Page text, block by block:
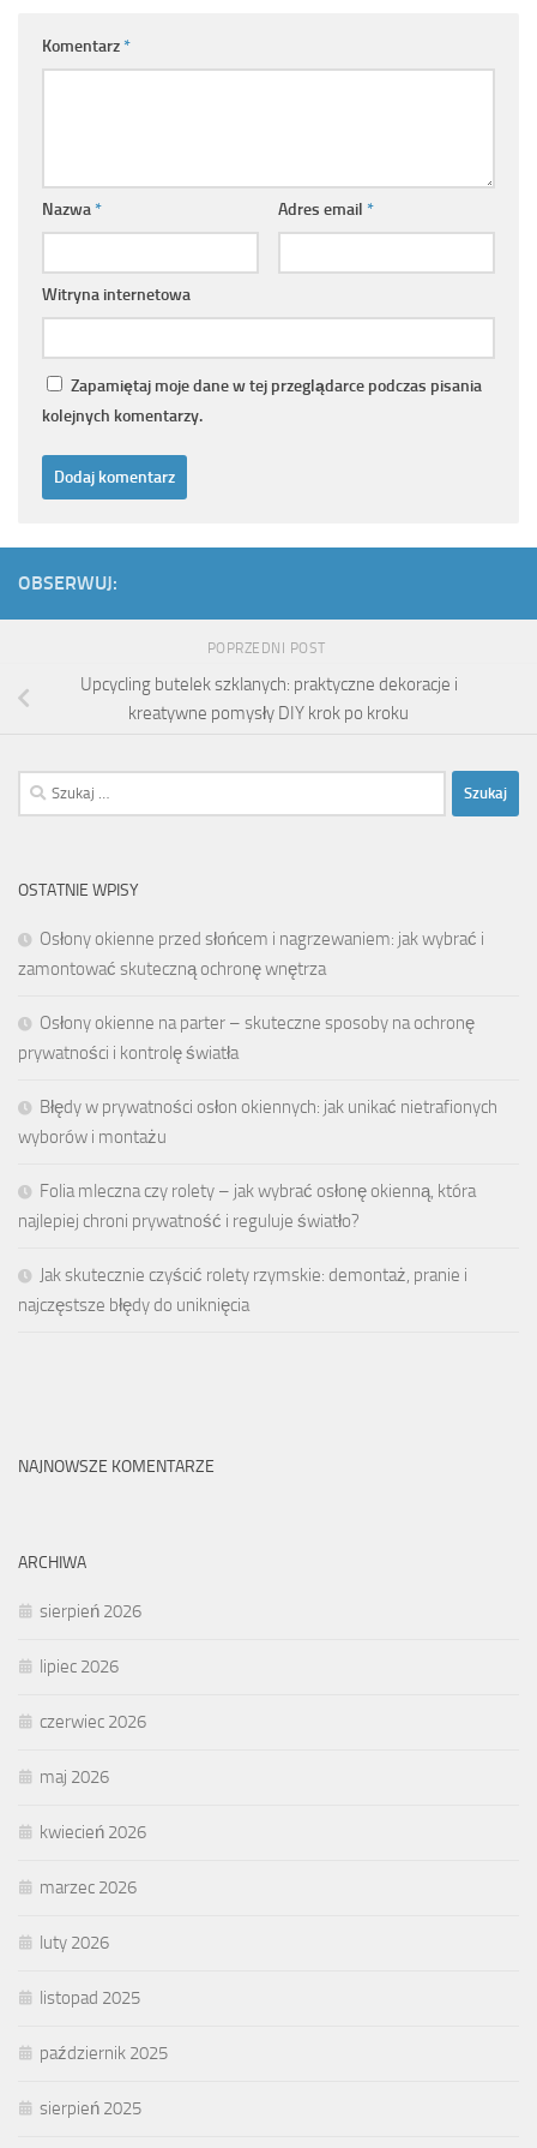
Komentarz*
Nazwa* Adres email *
Witryna internetowa
Zapamiętaj moje dane w tej przeglądarce podczas pisania
kolejnych komentarzy.
OBSERWUJ:
POPRZEDNI POST
Upcycling butelek szklanych: praktyczne dekoracje i
kreatywne pomysły DIY krok po kroku
Szukaj:
OSTATNIE WPISY
Osłony okienne przed słońcem i nagrzewaniem: jak wybrać i
zamontować skuteczną ochronę wnętrza
Osłony okienne na parter – skuteczne sposoby na ochronę
prywatności i kontrolę światła
Błędy w prywatności osłon okiennych: jak unikać nietrafionych
wyborów i montażu
Folia mleczna czy rolety – jak wybrać osłonę okienną, która
najlepiej chroni prywatność i reguluje światło?
Jak skutecznie czyścić rolety rzymskie: demontaż, pranie i
najczęstsze błędy do uniknięcia
NAJNOWSZE KOMENTARZE
ARCHIWA
sierpień 2026
lipiec 2026
czerwiec 2026
maj 2026
kwiecień 2026
marzec 2026
luty 2026
listopad 2025
październik 2025
sierpień 2025